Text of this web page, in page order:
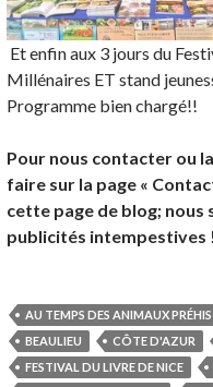
Et enfin aux 3 jours du
Millénaires ET stand
Programme bien chargé!!
Pour nous contacter ou
faire sur la page «
cette page de blog; nous
publicités intempestives
AU TEMPS DES ANIMAUX
BEAULIEU
CÔTE D'AZUR
FESTIVAL DU LIVRE DE NICE